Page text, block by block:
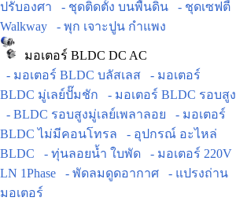
ปรับองศา
- ชุดติดตั้ง บนพื้นดิน
- ชุดเซฟตี้
Walkway
- พุก เจาะปูน กำแพง
มอเตอร์ BLDC DC AC
- มอเตอร์ BLDC บลัสเลส
- มอเตอร์
BLDC มู่เลย์ปั๊มชัก
- มอเตอร์ BLDC รอบสูง
- BLDC รอบสูงมู่เลย์เพลาลอย
- มอเตอร์
BLDC ไม่มีคอนโทรล
- อุปกรณ์ อะไหล่
BLDC
- ทุ่นลอยน้ำ ใบพัด
- มอเตอร์ 220V
LN 1Phase
- พัดลมดูดอากาศ
- แปรงถ่าน
มอเตอร์